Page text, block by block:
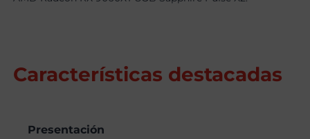
Características destacadas
Presentación